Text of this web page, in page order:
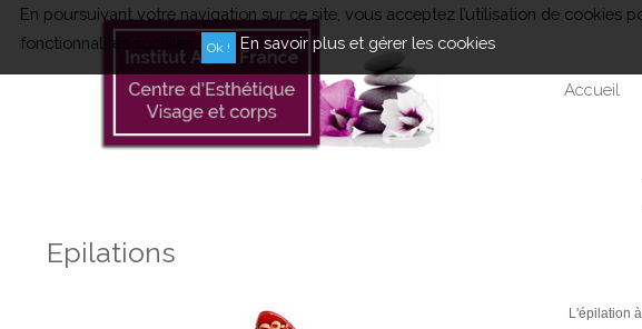
En poursuivant votre navigation sur ce site, vous acceptez l’utilisation de cookies
fonctionnalités sociales.
En savoir plus et gérer les cookies
Accueil
Epilations
​L'épilation